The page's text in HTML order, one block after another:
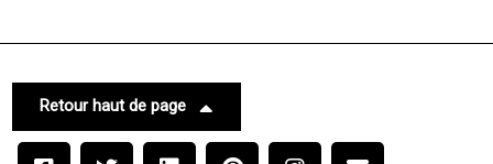
Retour haut de page